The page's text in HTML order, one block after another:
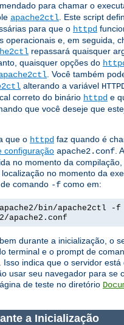
para chamar o
apache2ctl . Este script
para que o httpd
operacionais e, em seguida,
repassará quaisquer
quaisquer opções do
. Você também
alterando a variável
correto do binário httpd e
que você deseje que
que o httpd faz quando é
configuração apache2.conf .
no momento da
no momento da
comando -f como em:
bin/apache2ctl -f
apache2.conf
durante a inicialização, o
terminal e o prompt de
Isso indica que o servidor está
usar seu navegador para se
de teste no diretório
a Inicialização